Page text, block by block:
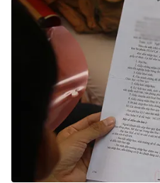
Nhân vật
Khán giả
Giải sao mai
Âm nhạc
Đời sống
Du lịch
Làm đẹp
Chất lượng cuộc sống
Giáo dục
Tuyển sinh
Học trực tuyến
Công nghệ
Hitech Công nghệ tương lai
Sản phẩm
Thị trường
Giao lưu trực tuyến
Lịch phát sóng